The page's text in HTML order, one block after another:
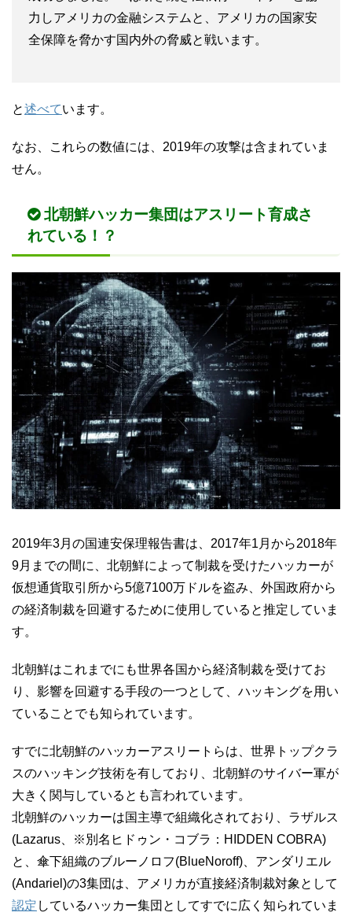
力しアメリカの金融システムと、アメリカの国家安
全保障を脅かす国内外の脅威と戦います。
と述べています。
なお、これらの数値には、2019年の攻撃は含まれていま
せん。
北朝鮮ハッカー集団はアスリート育成さ
れている！？
2019年3月の国連安保理報告書は、2017年1月から2018年
9月までの間に、北朝鮮によって制裁を受けたハッカーが
仮想通貨取引所から5億7100万ドルを盗み、外国政府から
の経済制裁を回避するために使用していると推定していま
す。
北朝鮮はこれまでにも世界各国から経済制裁を受けてお
り、影響を回避する手段の一つとして、ハッキングを用い
ていることでも知られています。
すでに北朝鮮のハッカーアスリートらは、世界トップクラ
スのハッキング技術を有しており、北朝鮮のサイバー軍が
大きく関与しているとも言われています。
北朝鮮のハッカーは国主導で組織化されており、ラザルス
(Lazarus、※別名ヒドゥン・コブラ：HIDDEN COBRA)
と、傘下組織のブルーノロフ(BlueNoroff)、アンダリエル
(Andariel)の3集団は、アメリカが直接経済制裁対象として
認定 しているハッカー集団としてすでに広く知られていま